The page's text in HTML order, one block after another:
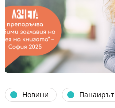
Новини Панаирът